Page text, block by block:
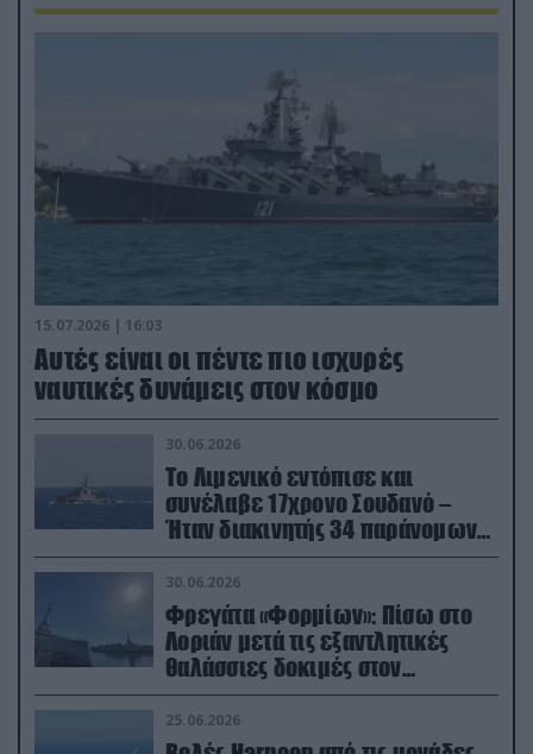
15.07.2026 | 16:03
Aυτές είναι οι πέντε πιο ισχυρές
ναυτικές δυνάμεις στον κόσμο
30.06.2026
Το Λιμενικό εντόπισε και
συνέλαβε 17χρονο Σουδανό –
Ήταν διακινητής 34 παράνομων
μεταναστών
30.06.2026
Φρεγάτα «Φορμίων»: Πίσω στο
Λοριάν μετά τις εξαντλητικές
θαλάσσιες δοκιμές στον
απαιτητικό Βισκαϊκό
25.06.2026